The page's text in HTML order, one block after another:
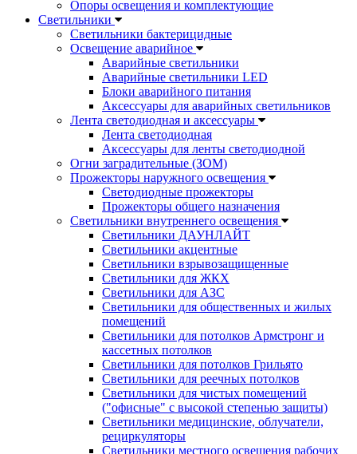
Опоры освещения и комплектующие
Светильники
Светильники бактерицидные
Освещение аварийное
Аварийные светильники
Аварийные светильники LED
Блоки аварийного питания
Аксессуары для аварийных светильников
Лента светодиодная и аксессуары
Лента светодиодная
Аксессуары для ленты светодиодной
Огни заградительные (ЗОМ)
Прожекторы наружного освещения
Светодиодные прожекторы
Прожекторы общего назначения
Светильники внутреннего освещения
Светильники ДАУНЛАЙТ
Светильники акцентные
Светильники взрывозащищенные
Светильники для ЖКХ
Светильники для АЗС
Светильники для общественных и жилых
помещений
Светильники для потолков Армстронг и
кассетных потолков
Светильники для потолков Грильято
Светильники для реечных потолков
Светильники для чистых помещений
("офисные" с высокой степенью защиты)
Светильники медицинские, облучатели,
рециркуляторы
Светильники местного освещения рабочих